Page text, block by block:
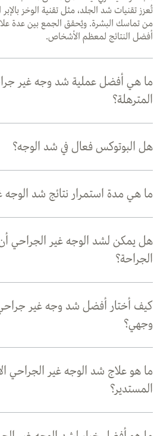
تُعزز تقنيات شد الجلد، مثل تقنية الوخز بالإبر
من تماسك البشرة. ويُحقق الجمع بين عدة
أفضل النتائج لمعظم الأشخاص.
ما هي أفضل عملية شد وجه غير
المترهلة؟
هل البوتوكس فعال في شد الوجه؟
ما هي مدة استمرار نتائج شد الوجه
هل يمكن لشد الوجه غير الجراحي
الجراحة؟
كيف أختار أفضل شد وجه غير
وجهي؟
ما هو علاج شد الوجه غير الجراحي
المستدير؟